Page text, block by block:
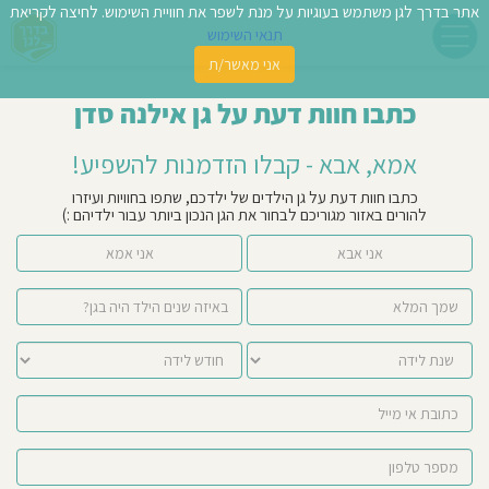
כתבו חוות דעת על גן אילנה סדן
אמא, אבא - קבלו הזדמנות להשפיע!
כתבו חוות דעת על גן הילדים של ילדכם, שתפו בחוויות ועיזרו
להורים באזור מגוריכם לבחור את הגן הנכון ביותר עבור ילדיהם :)
אני אמא אני אבא
אתר בדרך לגן משתמש בעוגיות על מנת לשפר את חוויית השימוש. לחיצה לקריאת
תנאי השימוש
אני מאשר/ת